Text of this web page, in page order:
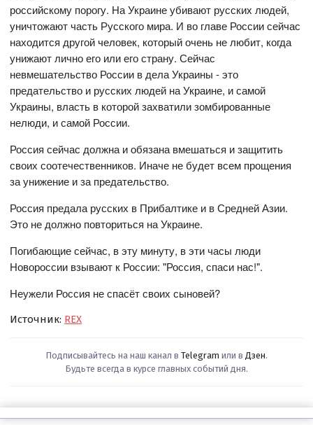
российскому порогу. На Украине убивают русских людей,
уничтожают часть Русского мира. И во главе России сейчас
находится другой человек, который очень не любит, когда
унижают лично его или его страну. Сейчас
невмешательство России в дела Украины - это
предательство и русских людей на Украине, и самой
Украины, власть в которой захватили зомбированные
нелюди, и самой России.
Россия сейчас должна и обязана вмешаться и защитить
своих соотечественников. Иначе не будет всем прощения
за унижение и за предательство.
Россия предала русских в Прибалтике и в Средней Азии.
Это не должно повториться на Украине.
Погибающие сейчас, в эту минуту, в эти часы люди
Новороссии взывают к России: "Россия, спаси нас!".
Неужели Россия не спасёт своих сыновей?
Источник: REX
Подписывайтесь на наш канал в Telegram или в Дзен.
Будьте всегда в курсе главных событий дня.